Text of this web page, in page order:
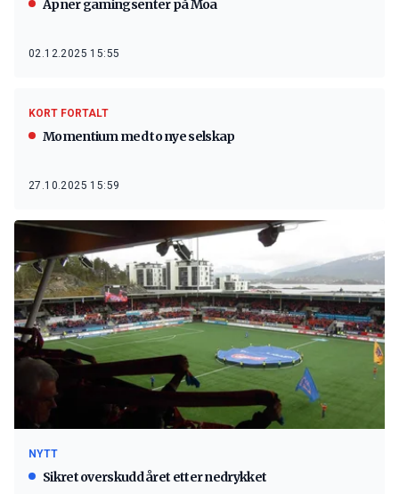
Åpner gamingsenter på Moa
02.12.2025 15:55
KORT FORTALT
Momentium med to nye selskap
27.10.2025 15:59
NYTT
Sikret overskudd året etter nedrykket